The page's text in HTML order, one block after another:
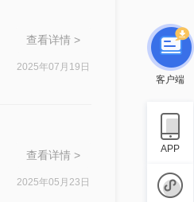
查看详情 >
2025年07月19日
查看详情 >
2025年05月23日
客户端
APP